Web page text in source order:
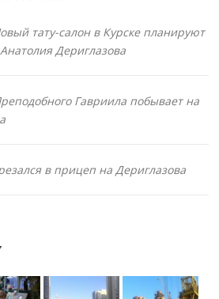
тату-салон в Курске планируют
Дериглазова
Гавриила побывает на
в прицеп на Дериглазова